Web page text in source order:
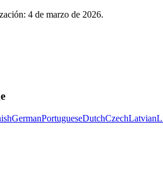
4 de marzo de 2026.
GermanPortugueseDutchCzechLatvian